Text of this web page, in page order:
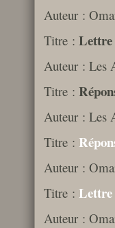
Auteur :
Titre : Lettre
Auteur : Les
Titre :
Auteur : Les
Titre :
Auteur :
Titre : Lettre
Auteur :